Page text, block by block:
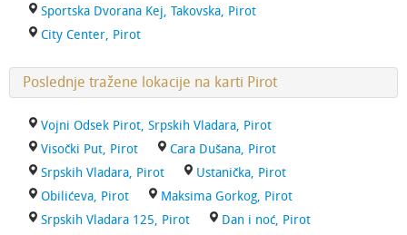
Sportska Dvorana Kej, Takovska, Pirot
City Center, Pirot
Poslednje tražene lokacije na karti Pirot
Vojni Odsek Pirot, Srpskih Vladara, Pirot
Visočki Put, Pirot
Cara Dušana, Pirot
Srpskih Vladara, Pirot
Ustanička, Pirot
Obilićeva, Pirot
Maksima Gorkog, Pirot
Srpskih Vladara 125, Pirot
Dan i noć, Pirot